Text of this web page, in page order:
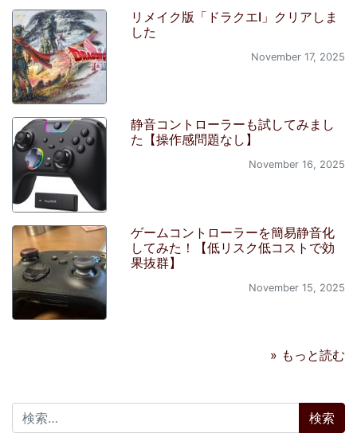
リメイク版「ドラクエI」クリアしま
した
November 17, 2025
静音コントローラーも試してみまし
た【操作感問題なし】
November 16, 2025
ゲームコントローラーを簡易静音化
してみた！【低リスク低コストで効
果抜群】
November 15, 2025
» もっと読む
検索: